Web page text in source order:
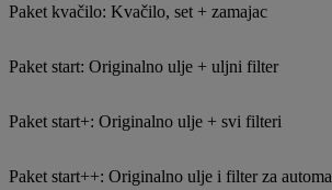
Paket kvačilo: Kvačilo, set + zamajac
Paket start: Originalno ulje + uljni filter
Paket start+: Originalno ulje + svi filteri
Paket start++: Originalno ulje i filter za